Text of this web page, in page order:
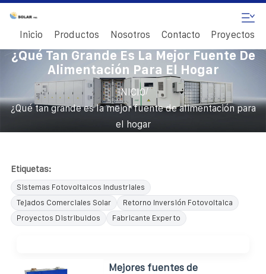
Inicio Productos Nosotros Contacto Proyectos
¿Qué Tan Grande Es La Mejor Fuente De
Alimentación Para El Hogar
INICIO/
¿Qué tan grande es la mejor fuente de alimentación para
el hogar
Etiquetas:
Sistemas Fotovoltaicos Industriales
Tejados Comerciales Solar
Retorno Inversión Fotovoltaica
Proyectos Distribuidos
Fabricante Experto
Mejores fuentes de